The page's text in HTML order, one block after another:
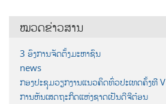
ໝວດຂ່າວສານ
3 ອົງການຈັດຕັ້ງມະຫາຊົນ
news
ກອງປະຊຸມວຽກງານແນວຄິດທົ່ວປະເທດຄັ້ງທີ V
ການຫັນເສດຖະກິດແຫ່ງຊາດເປັນດີຈີຕ໋ອນ